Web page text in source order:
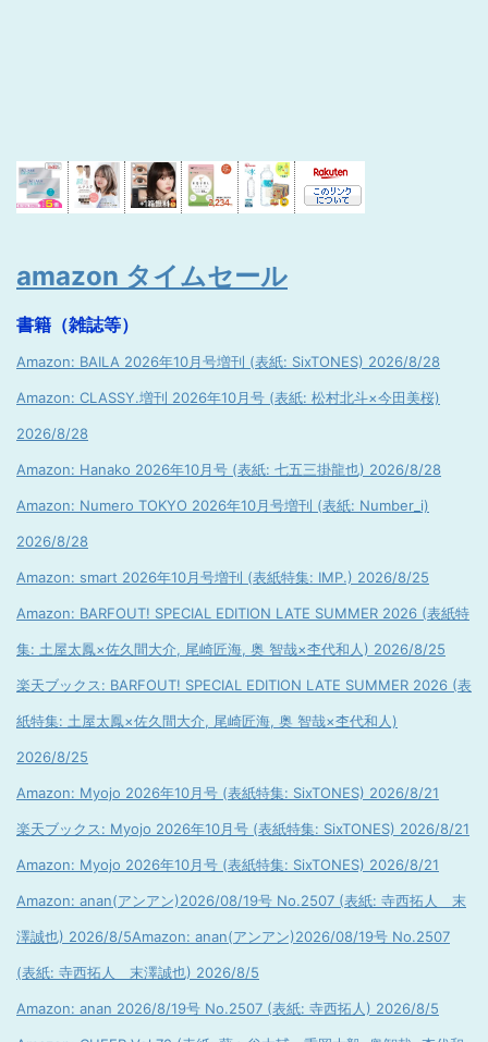
amazon タイムセール
書籍（雑誌等）
Amazon: BAILA 2026年10月号増刊 (表紙: SixTONES) 2026/8/28
Amazon: CLASSY.増刊 2026年10月号 (表紙: 松村北斗×今田美桜)
2026/8/28
Amazon: Hanako 2026年10月号 (表紙: 七五三掛龍也) 2026/8/28
Amazon: Numero TOKYO 2026年10月号増刊 (表紙: Number_i)
2026/8/28
Amazon: smart 2026年10月号増刊 (表紙特集: IMP.) 2026/8/25
Amazon: BARFOUT! SPECIAL EDITION LATE SUMMER 2026 (表紙特
集: 土屋太鳳×佐久間大介, 尾崎匠海, 奥 智哉×杢代和人) 2026/8/25
楽天ブックス: BARFOUT! SPECIAL EDITION LATE SUMMER 2026 (表
紙特集: 土屋太鳳×佐久間大介, 尾崎匠海, 奥 智哉×杢代和人)
2026/8/25
Amazon: Myojo 2026年10月号 (表紙特集: SixTONES) 2026/8/21
楽天ブックス: Myojo 2026年10月号 (表紙特集: SixTONES) 2026/8/21
Amazon: Myojo 2026年10月号 (表紙特集: SixTONES) 2026/8/21
Amazon: anan(アンアン)2026/08/19号 No.2507 (表紙: 寺西拓人 末
澤誠也) 2026/8/5Amazon: anan(アンアン)2026/08/19号 No.2507
(表紙: 寺西拓人 末澤誠也) 2026/8/5
Amazon: anan 2026/8/19号 No.2507 (表紙: 寺西拓人) 2026/8/5